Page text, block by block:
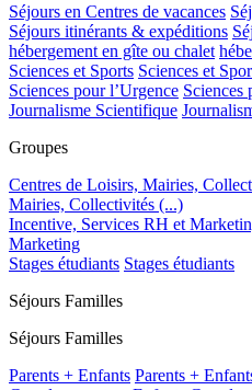
Séjours en Centres de vacances
Séjours itinérants & expéditions
hébergement en gîte ou chalet
Sciences et Sports Sciences et
Sciences pour l’Urgence Sciences
Journalisme Scientifique
Groupes
Centres de Loisirs, Mairies,
Mairies, Collectivités (...)
Incentive, Services RH et
Marketing
Stages étudiants Stages étudiants
Séjours Familles
Séjours Familles
Parents + Enfants Parents +